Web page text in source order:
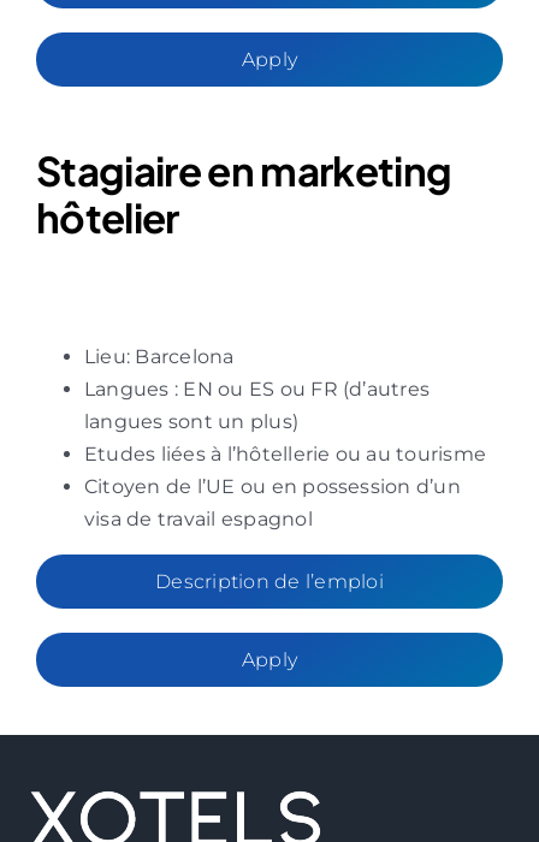
Apply
Stagiaire en marketing
hôtelier
Lieu: Barcelona
Langues : EN ou ES ou FR (d’autres
langues sont un plus)
Etudes liées à l’hôtellerie ou au tourisme
Citoyen de l’UE ou en possession d’un
visa de travail espagnol
Description de l’emploi
Apply